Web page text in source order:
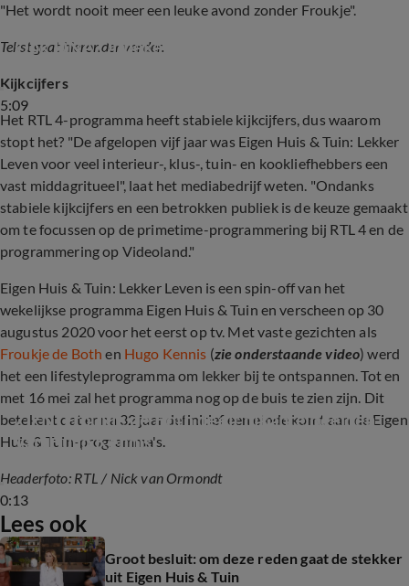
"Het wordt nooit meer een leuke avond zonder Froukje".
Tekst gaat hieronder verder.
5:09
Ook DNA Onbekend verdwijnt van de buis
Kijkcijfers
Het RTL 4-programma heeft stabiele kijkcijfers, dus waarom
stopt het? "De afgelopen vijf jaar was Eigen Huis & Tuin: Lekker
Leven voor veel interieur-, klus-, tuin- en kookliefhebbers een
vast middagritueel", laat het mediabedrijf weten. "Ondanks
stabiele kijkcijfers en een betrokken publiek is de keuze gemaakt
om te focussen op de primetime-programmering bij RTL 4 en de
programmering op Videoland."
Eigen Huis & Tuin: Lekker Leven is een spin-off van het
wekelijkse programma Eigen Huis & Tuin en verscheen op 30
augustus 2020 voor het eerst op tv. Met vaste gezichten als
Froukje de Bothen Hugo Kennis (zie onderstaande video) werd
het een lifestyleprogramma om lekker bij te ontspannen. Tot en
met 16 mei zal het programma nog op de buis te zien zijn. Dit
betekent dat er na 32 jaar definitief een einde komt aan de Eigen
Huis & Tuin-programma's.
0:13
ZIEN: Froukje de Both deelt pikante beelden
van Hugo Kennis
Headerfoto: RTL/ Nick van Ormondt
Lees ook
Groot besluit: om deze reden gaat de stekker
uit Eigen Huis & Tuin